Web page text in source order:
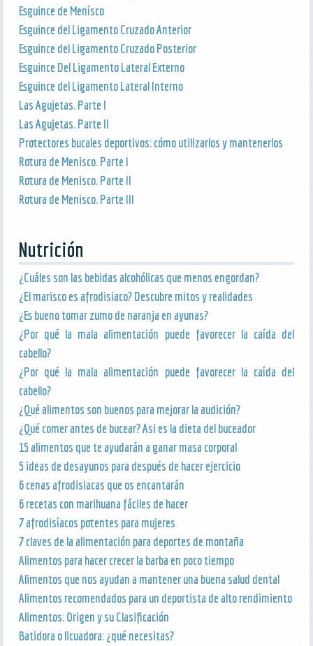
Esguince de Menísco
Esguince del Ligamento Cruzado Anterior
Esguince del Ligamento Cruzado Posterior
Esguince Del Ligamento Lateral Externo
Esguince del Ligamento Lateral Interno
Las Agujetas. Parte I
Las Agujetas. Parte II
Protectores bucales deportivos: cómo utilizarlos y mantenerlos
Rotura de Menisco. Parte I
Rotura de Menisco. Parte II
Rotura de Menisco. Parte III
Nutrición
¿Cuáles son las bebidas alcohólicas que menos engordan?
¿El marisco es afrodisiaco? Descubre mitos y realidades
¿Es bueno tomar zumo de naranja en ayunas?
¿Por qué la mala alimentación puede favorecer la caída del
cabello?
¿Por qué la mala alimentación puede favorecer la caída del
cabello?
¿Qué alimentos son buenos para mejorar la audición?
¿Qué comer antes de bucear? Asi es la dieta del buceador
15 alimentos que te ayudarán a ganar masa corporal
5 ideas de desayunos para después de hacer ejercicio
6 cenas afrodisiacas que os encantarán
6 recetas con marihuana fáciles de hacer
7 afrodisíacos potentes para mujeres
7 claves de la alimentación para deportes de montaña
Alimentos para hacer crecer la barba en poco tiempo
Alimentos que nos ayudan a mantener una buena salud dental
Alimentos recomendados para un deportista de alto rendimiento
Alimentos: Origen y su Clasificación
Batidora o licuadora: ¿qué necesitas?